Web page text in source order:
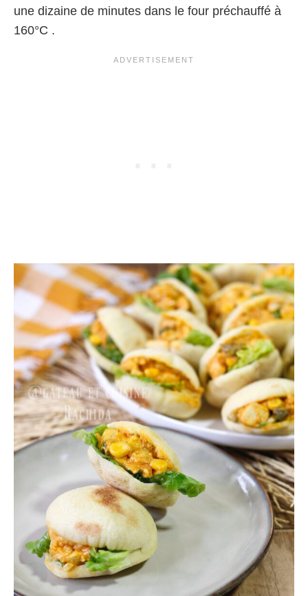
une dizaine de minutes dans le four préchauffé à
160°C .